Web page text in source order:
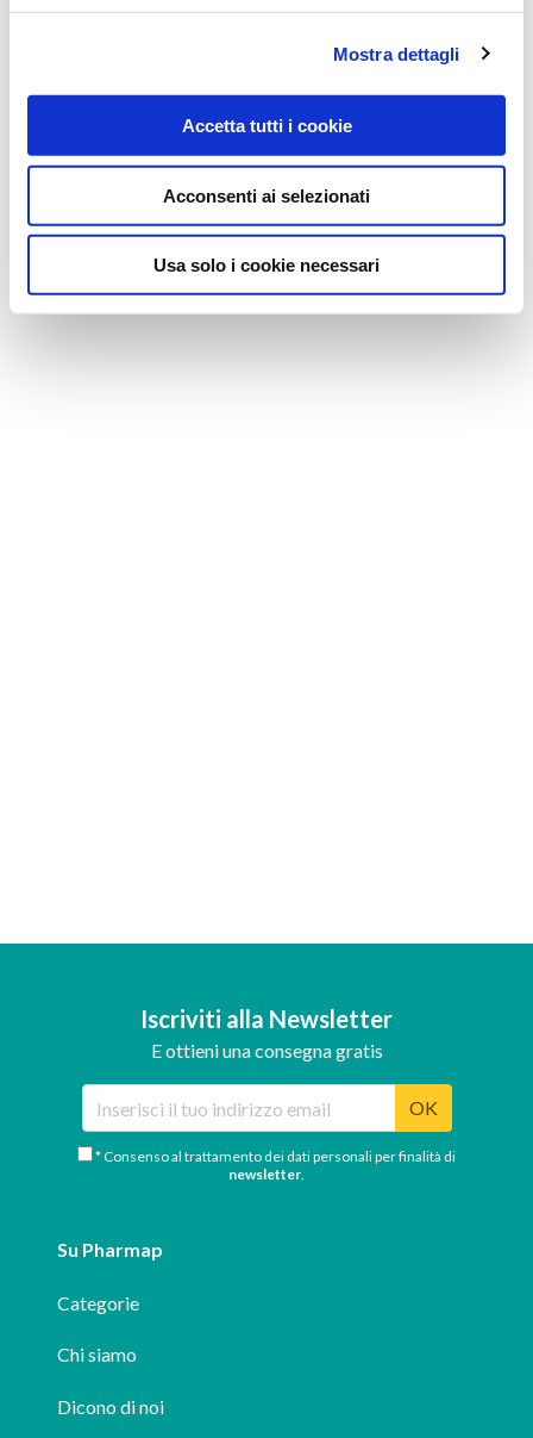
Mostra dettagli
Accetta tutti i cookie
Acconsenti ai selezionati
Usa solo i cookie necessari
Iscriviti alla Newsletter
E ottieni una consegna gratis
OK
* Consenso al trattamento dei dati personali per finalità di
newsletter.
Su Pharmap
Categorie
Chi siamo
Dicono di noi